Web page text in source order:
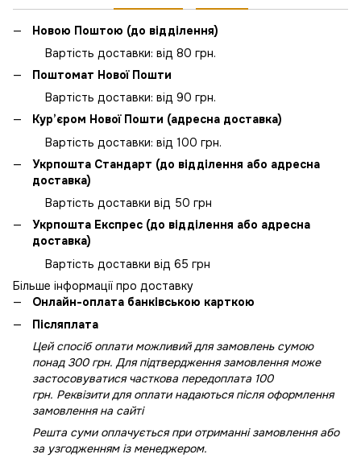
Новою Поштою (до відділення)
Вартість доставки: від 80 грн.
Поштомат Нової Пошти
Вартість доставки: від 90 грн.
Кур’єром Нової Пошти (адресна доставка)
Вартість доставки: від 100 грн.
Укрпошта Стандарт (до відділення або адресна
доставка)
Вартість доставки від 50 грн
Укрпошта Експрес (до відділення або адресна
доставка)
Вартість доставки від 65 грн
Більше інформації про доставку
Онлайн-оплата банківською карткою
Післяплата
Цей спосіб оплати можливий для замовлень сумою
понад 300 грн. Для підтвердження замовлення може
застосовуватися часткова передоплата 100
грн. Реквізити для оплати надаються після оформлення
замовлення на сайті
Решта суми оплачується при отриманні замовлення або
за узгодженням із менеджером.